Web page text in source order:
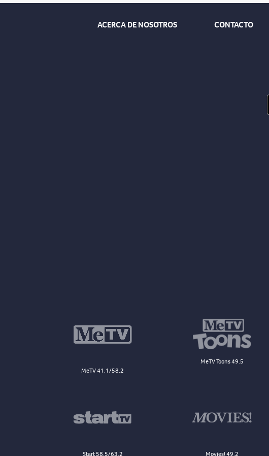
ACERCA DE NOSOTROS CONTACTO
MeTV 41.1/58.2
MeTV Toons 49.5
Start 58.5/63.2 Movies! 49.2